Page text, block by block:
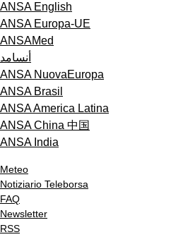
ANSA English
ANSA Europa-UE
ANSAMed
أنسامد
ANSA NuovaEuropa
ANSA Brasil
ANSA America Latina
ANSA China 中国
ANSA India
Meteo
Notiziario Teleborsa
FAQ
Newsletter
RSS